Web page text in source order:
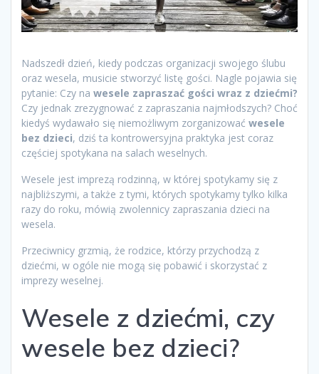
Nadszedł dzień, kiedy podczas organizacji swojego ślubu
oraz wesela, musicie stworzyć listę gości. Nagle pojawia się
pytanie: Czy na wesele zapraszać gości wraz z dziećmi?
Czy jednak zrezygnować z zapraszania najmłodszych? Choć
kiedyś wydawało się niemożliwym zorganizować wesele
bez dzieci, dziś ta kontrowersyjna praktyka jest coraz
częściej spotykana na salach weselnych.
Wesele jest imprezą rodzinną, w której spotykamy się z
najbliższymi, a także z tymi, których spotykamy tylko kilka
razy do roku, mówią zwolennicy zapraszania dzieci na
wesela.
Przeciwnicy grzmią, że rodzice, którzy przychodzą z
dziećmi, w ogóle nie mogą się pobawić i skorzystać z
imprezy weselnej.
Wesele z dziećmi, czy
wesele bez dzieci?